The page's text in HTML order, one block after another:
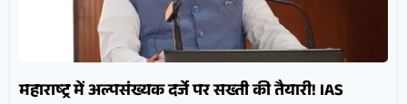
महाराष्ट्र में अल्पसंख्यक दर्जे पर सख्ती की तैयारी! IAS